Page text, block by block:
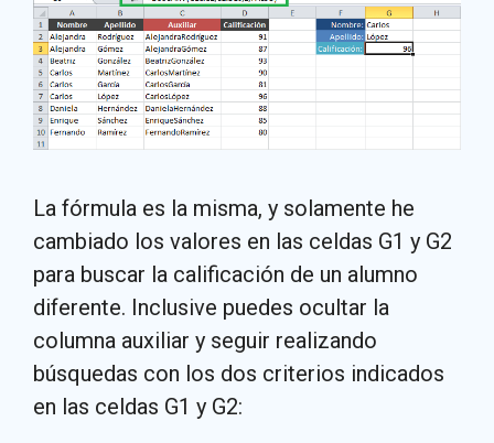
La fórmula es la misma, y solamente he
cambiado los valores en las celdas G1 y G2
para buscar la calificación de un alumno
diferente. Inclusive puedes ocultar la
columna auxiliar y seguir realizando
búsquedas con los dos criterios indicados
en las celdas G1 y G2: